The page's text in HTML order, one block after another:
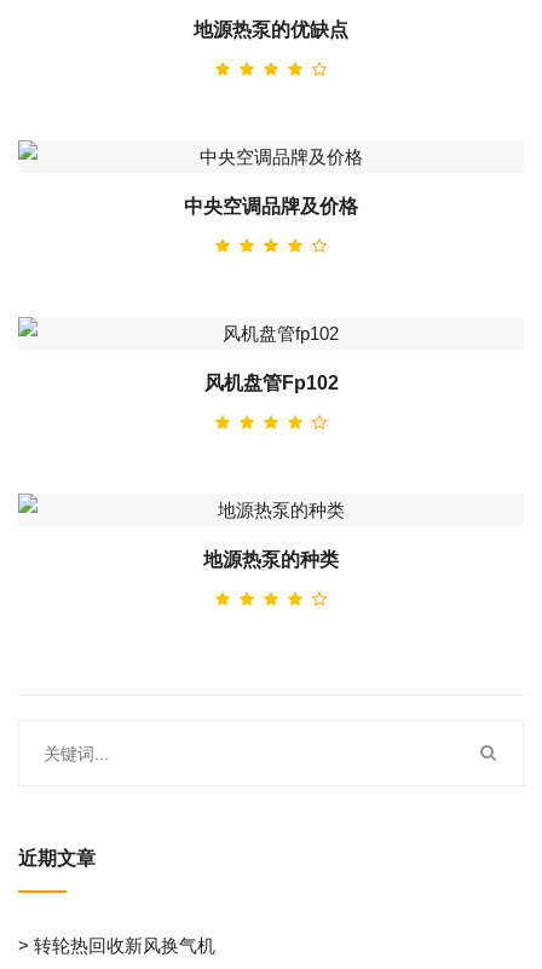
地源热泵的优缺点
中央空调品牌及价格
风机盘管fp102
地源热泵的种类
近期文章
> 转轮热回收新风换气机